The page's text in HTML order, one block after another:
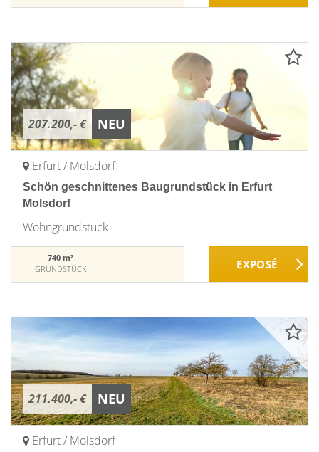
207.200,- € NEU
Erfurt / Molsdorf
Schön geschnittenes Baugrundstück in Erfurt
Molsdorf
Wohngrundstück
740 m²
GRUNDSTÜCK
211.400,- € NEU
Erfurt / Molsdorf